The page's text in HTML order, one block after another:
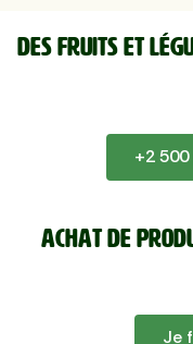
Des fruits et
+2
Achat de
Je